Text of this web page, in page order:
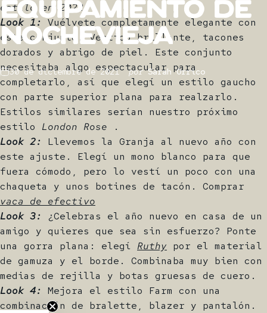
Equipamiento de
Nochevieja
30 de diciembre de 2021 porSarah Orrico
estilo en 2022!
Look 1: Vuélvete completamente elegante con
este conjunto. Vestido brillante, tacones
dorados y abrigo de piel. Este conjunto
necesitaba algo espectacular para
completarlo, así que elegí un estilo gaucho
con parte superior plana para realzarlo.
Estilos similares serían nuestro próximo
estilo London Rose .
Look 2: Llevemos la Granja al nuevo año con
este ajuste. Elegí un mono blanco para que
fuera cómodo, pero lo vestí un poco con una
chaqueta y unos botines de tacón. Comprar
vaca de efectivo
Look 3: ¿Celebras el año nuevo en casa de un
amigo y quieres que sea sin esfuerzo? Ponte
una gorra plana: elegí Ruthy por el material
de gamuza y el borde. Combinaba muy bien con
medias de rejilla y botas gruesas de cuero.
Look 4: Mejora el estilo Farm con una
combinación de bralette, blazer y pantalón.